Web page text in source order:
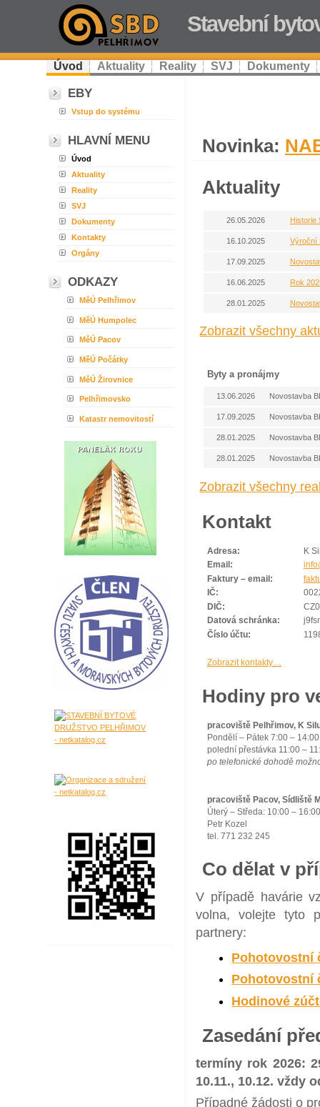
Stavební
Úvod Aktuality Reality SVJ Dokumenty
EBY
Vstup do systému
HLAVNÍ MENU
Úvod
Aktuality
Reality
SVJ
Dokumenty
Kontakty
Orgány
ODKAZY
MěÚ Pelhřimov
MěÚ Humpolec
MěÚ Pacov
MěÚ Počátky
MěÚ Žirovnice
Pelhřimovsko
Katastr nemovitostí
Novinka:
Aktuality
26.05.2026 Historie
16.10.2025 Výroční
17.09.2025
16.06.2025 Rok
28.01.2025
Zobrazit všechny
Byty a pronájmy
13.06.2026 Novostavba
17.09.2025 Novostavba
28.01.2025 Novostavba
28.01.2025 Novostavba
Zobrazit všechny
Kontakt
Adresa:
K
Email:
Faktury – email:
IČ:
DIČ:
Datová schránka:
Číslo účtu:
Zobrazit kontakty…
Hodiny pro
pracoviště Pelhřimov, K
Pondělí – Pátek 7:00 – 14:00
polední přestávka 11:00 –
po telefonické dohodě
pracoviště Pacov, Sídliště
Úterý – Středa: 10:00 –
Petr Kozel
tel. 771 232 245
Co dělat v
V případě havárie
volna, volejte tyto
partnery:
Pohotovostní
Pohotovostní
Hodinové
Zasedání
termíny rok 2026:
10.11., 10.12. vždy
Případné žádosti o